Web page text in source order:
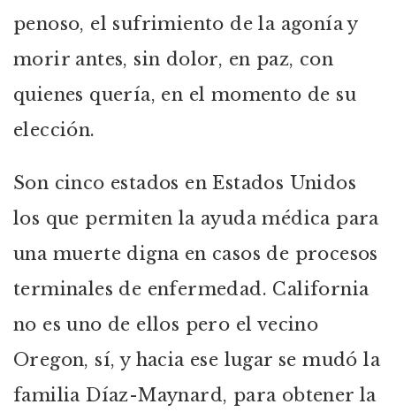
penoso, el sufrimiento de la agonía y
morir antes, sin dolor, en paz, con
quienes quería, en el momento de su
elección.
Son cinco estados en Estados Unidos
los que permiten la ayuda médica para
una muerte digna en casos de procesos
terminales de enfermedad. California
no es uno de ellos pero el vecino
Oregon, sí, y hacia ese lugar se mudó la
familia Díaz-Maynard, para obtener la